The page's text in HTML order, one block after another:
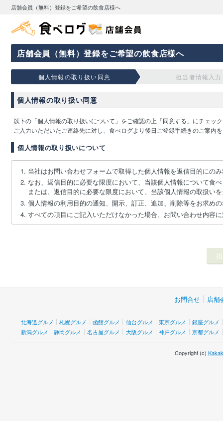
店舗会員（無料）登録をご希望の飲食店様へ
店舗会員（無料）登録をご希望の飲食店様へ
個人情報の取り扱い同意 担当者情報入力
個人情報の取り扱い同意
以下の「個人情報の取り扱いについて」をご確認の上「同意する」にチェッ
ご入力いただいたご連絡先に対し、食べログより後日ご登録手続きのご案内
個人情報の取り扱いについて
当社はお問い合わせフォームで取得した個人情報を返信目的にの
なお、返信目的に必要な限度において、当該個人情報について食
または、返信目的に必要な限度において、当該個人情報の取扱い
個人情報の利用目的の通知、開示、訂正、追加、削除等をお求め
すべての項目にご記入いただけなかった場合、お問い合わせ内容
お問合せ 店舗
北海道グルメ 札幌グルメ 函館グルメ 仙台グルメ 東京グルメ
銀座グルメ
新潟グルメ
静岡グルメ 名古屋グルメ 大阪グルメ 神戸グルメ 京都グルメ
Copyright (c)